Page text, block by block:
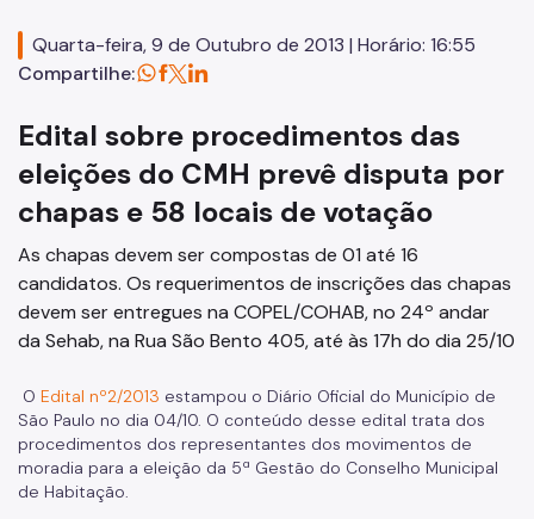
Conselhos Gestores
FMSAI
FMH
Pode Entrar
Regularização Fundiária
PPP
Legislações
Quarta-feira, 9 de Outubro de 2013 | Horário: 16:55
Compartilhe:
Edital sobre procedimentos das
eleições do CMH prevê disputa por
chapas e 58 locais de votação
As chapas devem ser compostas de 01 até 16
candidatos. Os requerimentos de inscrições das chapas
devem ser entregues na COPEL/COHAB, no 24º andar
da Sehab, na Rua São Bento 405, até às 17h do dia 25/10
O Edital nº2/2013 estampou o Diário Oficial do Município de
São Paulo no dia 04/10. O conteúdo desse edital trata dos
procedimentos dos representantes dos movimentos de
moradia para a eleição da 5ª Gestão do Conselho Municipal
de Habitação.